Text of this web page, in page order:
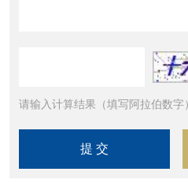
请输入计算结果（填写阿拉伯数字